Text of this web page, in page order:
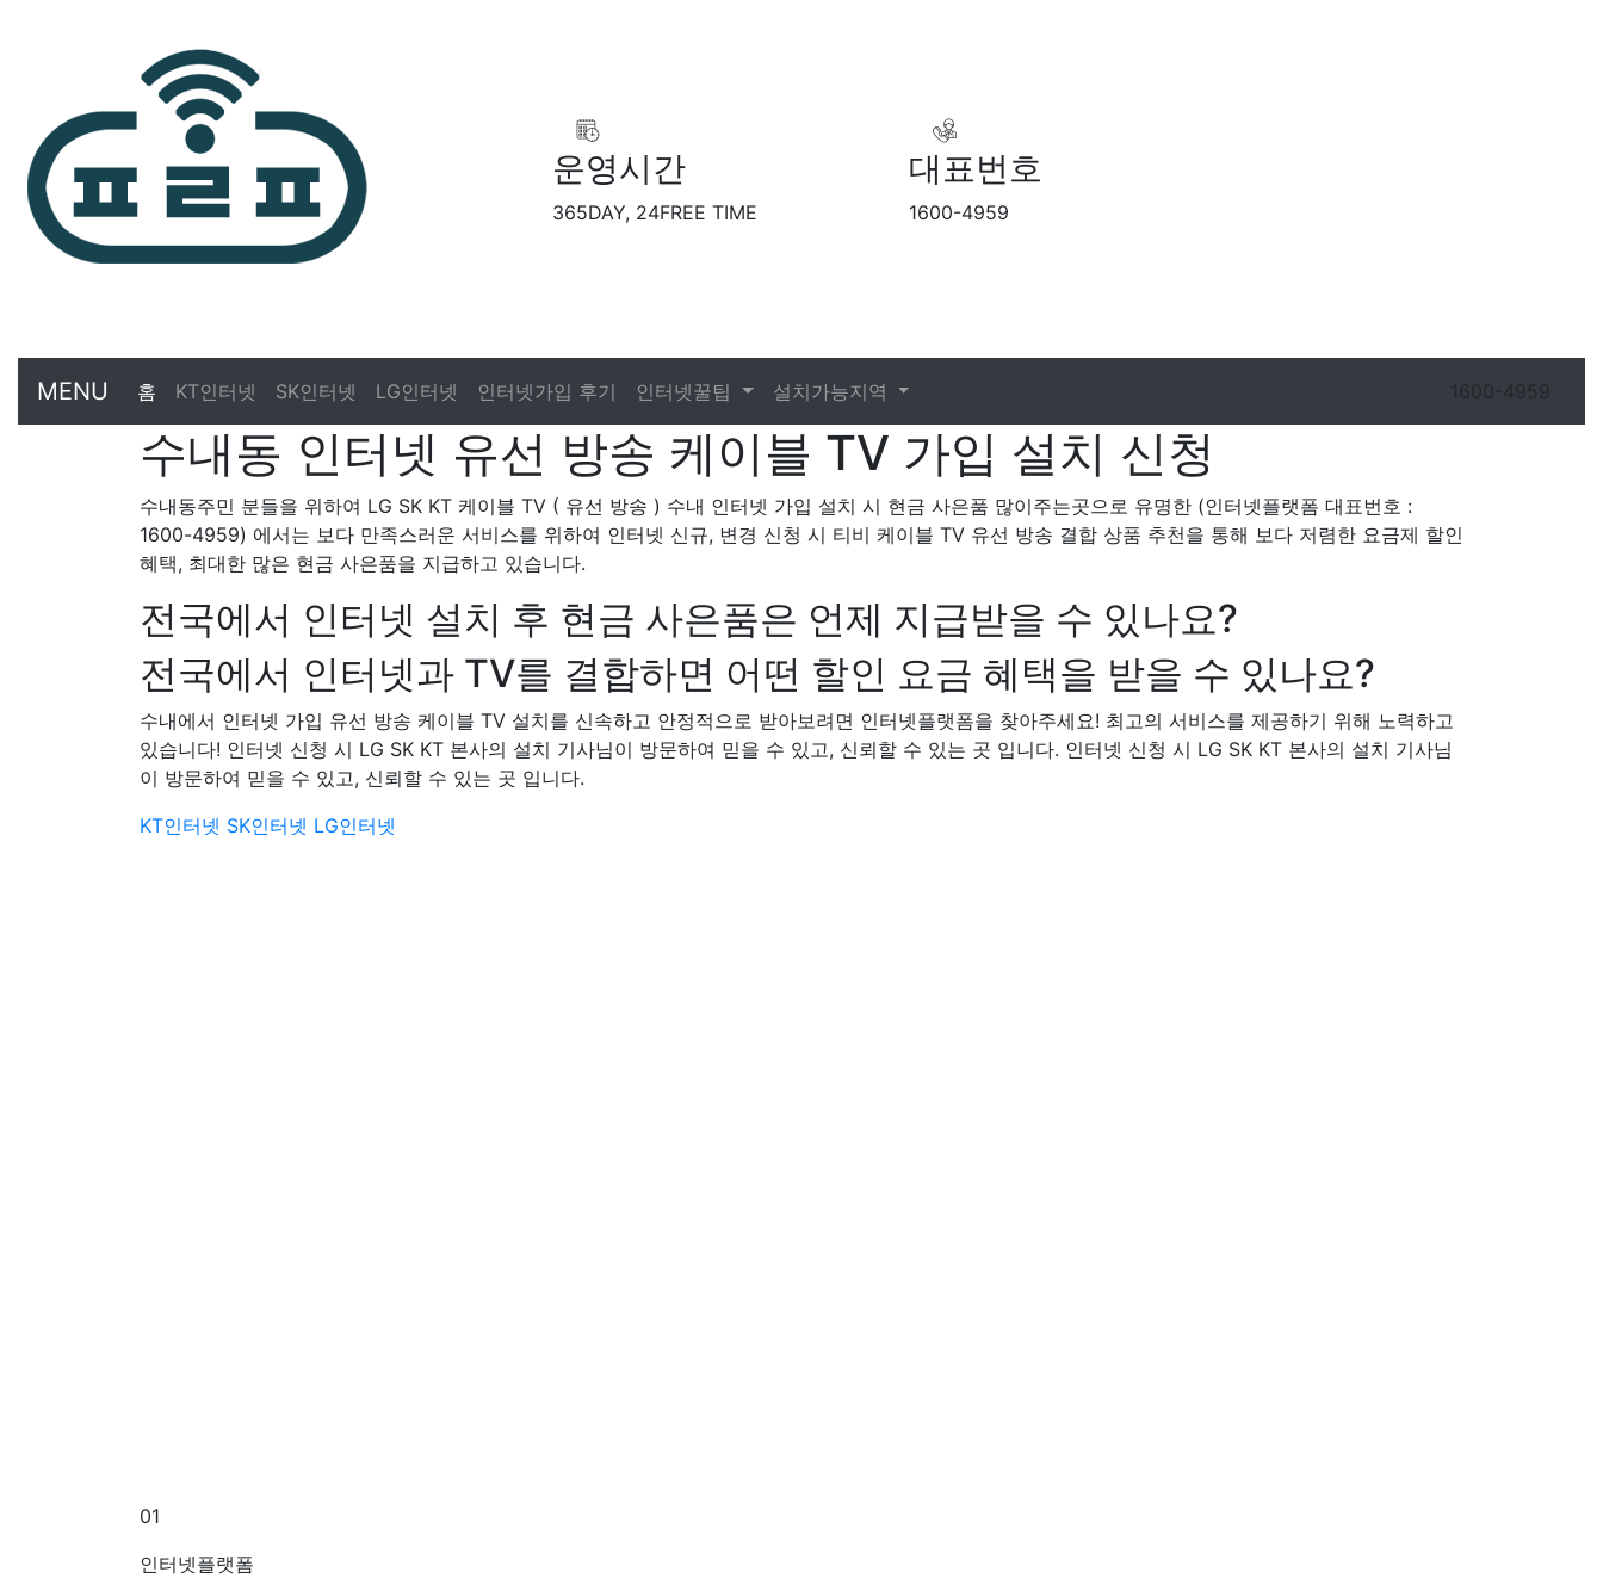
운영시간
365DAY, 24FREE TIME
대표번호
1600-4959
MENU 홈 KT인터넷 SK인터넷 LG인터넷 인터넷가입 후기 인터넷꿀팁 설치가능지역 1600-4959
수내동 인터넷 유선 방송 케이블 TV 가입 설치 신청
수내동주민 분들을 위하여 LG SK KT 케이블 TV ( 유선 방송 ) 수내 인터넷 가입 설치 시 현금 사은품 많이주는곳으로 유명한 (인터넷플랫폼 대표번호 :
1600-4959) 에서는 보다 만족스러운 서비스를 위하여 인터넷 신규, 변경 신청 시 티비 케이블 TV 유선 방송 결합 상품 추천을 통해 보다 저렴한 요금제 할인
혜택, 최대한 많은 현금 사은품을 지급하고 있습니다.
전국에서 인터넷 설치 후 현금 사은품은 언제 지급받을 수 있나요?
전국에서 인터넷과 TV를 결합하면 어떤 할인 요금 혜택을 받을 수 있나요?
수내에서 인터넷 가입 유선 방송 케이블 TV 설치를 신속하고 안정적으로 받아보려면 인터넷플랫폼을 찾아주세요! 최고의 서비스를 제공하기 위해 노력하고
있습니다! 인터넷 신청 시 LG SK KT 본사의 설치 기사님이 방문하여 믿을 수 있고, 신뢰할 수 있는 곳 입니다. 인터넷 신청 시 LG SK KT 본사의 설치 기사님
이 방문하여 믿을 수 있고, 신뢰할 수 있는 곳 입니다.
KT인터넷 SK인터넷 LG인터넷
01
인터넷플랫폼